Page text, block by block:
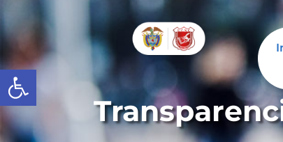
Abrir barra de herramientas